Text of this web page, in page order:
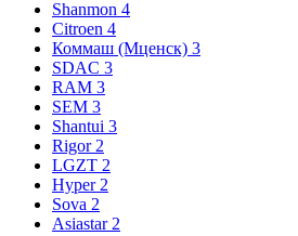
Shanmon 4
Citroen 4
Коммаш (Мценск) 3
SDAC 3
RAM 3
SEM 3
Shantui 3
Rigor 2
LGZT 2
Hyper 2
Sova 2
Asiastar 2